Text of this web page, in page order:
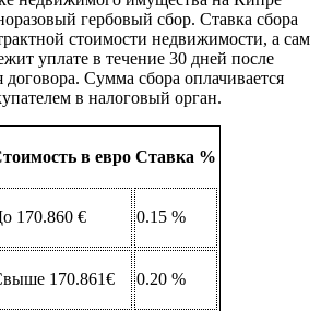
гербовый сбор. Ставка сбора
стоимости недвижимости, а сам
уплате в течение 30 дней после
договора. Сумма сбора оплачивается
в налоговый орган.
в евро Ставка %
170.860 € 0.15 %
170.861€ 0.20 %